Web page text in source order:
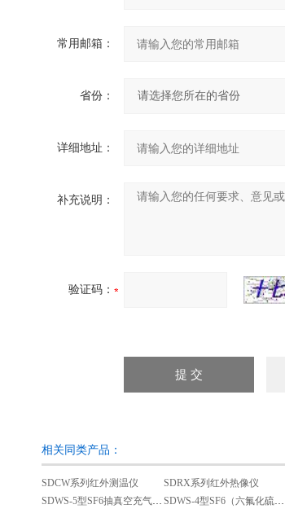
常用邮箱：
省份：
详细地址：
补充说明：
验证码：
相关同类产品：
SDCW系列红外测温仪 SDRX系列红外热像仪
SDWS-5型SF6抽真空充气装置
SDWS-4型SF6（六氟化硫）气体回收充气装置